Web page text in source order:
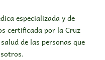
especializada y de
certificada por la Cruz
de las personas que